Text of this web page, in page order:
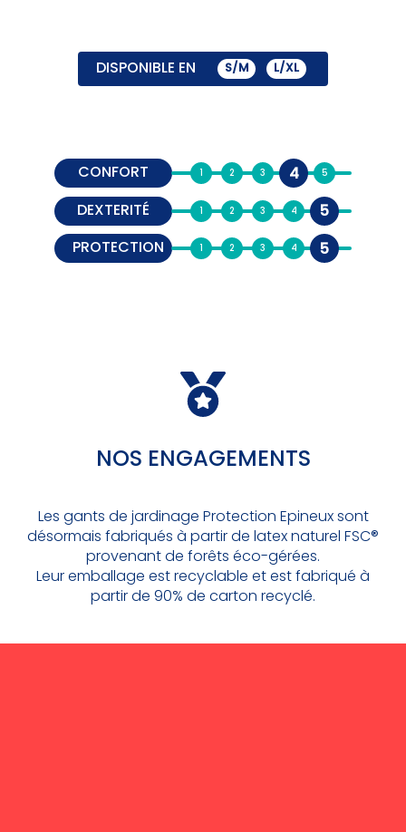
DISPONIBLE EN S/M L/XL
CONFORT 4
DEXTERITÉ 5
PROTECTION 5
NOS ENGAGEMENTS
Les gants de jardinage Protection Epineux sont
désormais fabriqués à partir de latex naturel FSC®
provenant de forêts éco-gérées.
Leur emballage est recyclable et est fabriqué à
partir de 90% de carton recyclé.